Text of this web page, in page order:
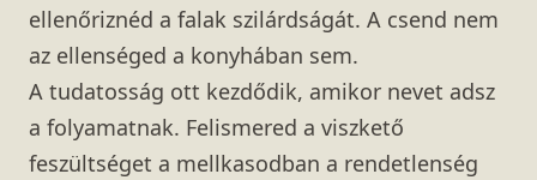
ellenőriznéd a falak szilárdságát. A csend nem
az ellenséged a konyhában sem.
A tudatosság ott kezdődik, amikor nevet adsz
a folyamatnak. Felismered a viszkető
feszültséget a mellkasodban a rendetlenség